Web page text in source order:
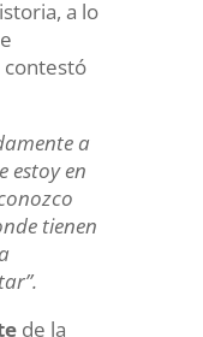
a lo
contestó
a
estoy en
tienen
de la